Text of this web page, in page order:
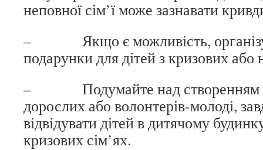
неповної сім’ї може зазнавати
– Якщо є можливість,
подарунки для дітей з кризових
– Подумайте над створенням
дорослих або волонтерів-молоді,
відвідувати дітей в дитячому
кризових сім’ях.